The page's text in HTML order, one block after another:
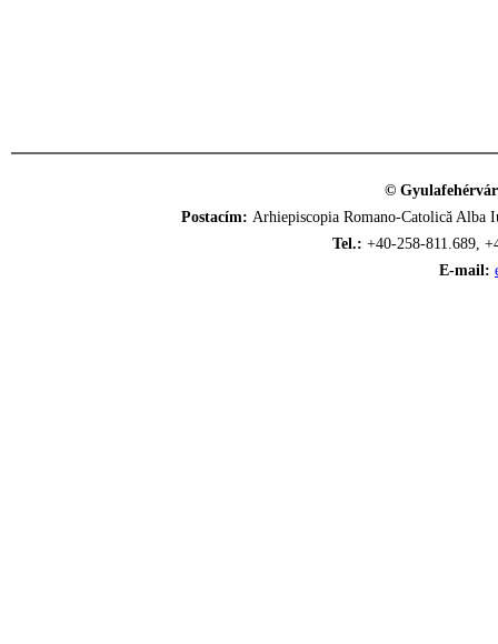
©
Postacím: Arhiepiscopia Romano-Catolică
Tel.: +40-258-811.689,
E-mail: